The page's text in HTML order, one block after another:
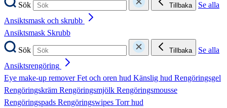
Sök Tillbaka
Se alla
Ansiktsmask och skrubb
Ansiktsmask Skrubb
Sök
Tillbaka
Se alla
Ansiktsrengöring
Eye make-up removerFet och oren hud Känslig hud Rengöringsgel
Rengöringskräm Rengöringsmjölk Rengöringsmousse
Rengöringspads Rengöringswipes Torr hud